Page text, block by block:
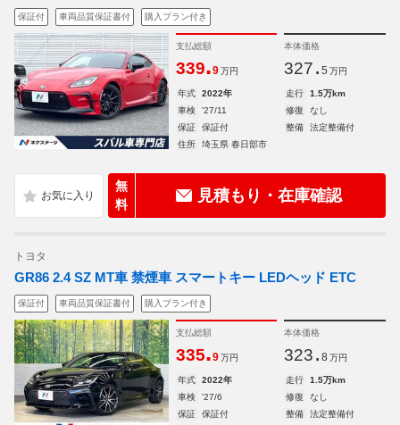
保証付 車両品質保証書付 購入プラン付き
支払総額
339.9 万円
本体価格
327. 5 万円
年式 2022年 走行
1.5万km
車検
'27/11 修復
なし
保証
保証付 整備
法定整備付
住所
埼玉県 春日部市
無
料
見積もり・在庫確認
トヨタ
GR86 2.4 SZ MT車 禁煙車 スマートキー LEDヘッド ETC
保証付 車両品質保証書付 購入プラン付き
支払総額
335.9 万円
本体価格
323. 8 万円
年式 2022年 走行
1.5万km
車検
'27/6 修復
なし
保証
保証付 整備
法定整備付